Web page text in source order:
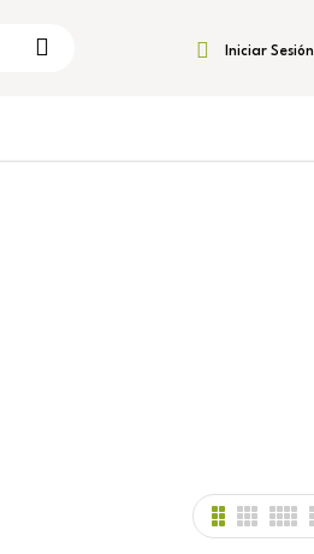
Iniciar Sesión